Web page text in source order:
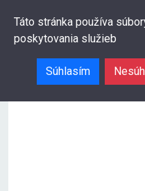
Táto stránka používa
poskytovania služieb
Súhlasím